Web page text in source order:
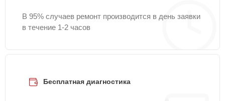
В 95% случаев ремонт производится в день заявки
в течение 1-2 часов
Бесплатная диагностика